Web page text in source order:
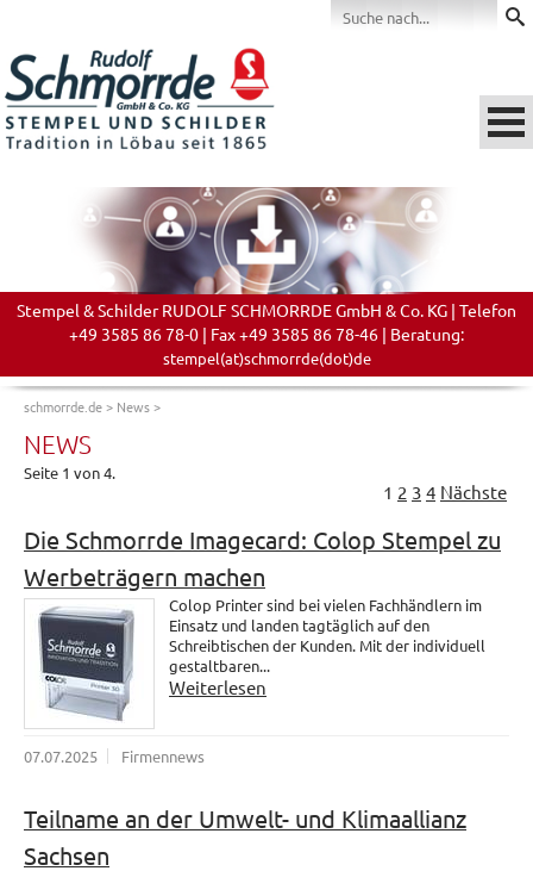
Stempel & Schilder RUDOLF SCHMORRDE GmbH & Co. KG | Telefon
+49 3585 86 78-0 | Fax +49 3585 86 78-46 | Beratung:
stempel(at)schmorrde(dot)de
schmorrde.de> News>
NEWS
Seite 1 von 4.
1 2 3 4 Nächste
Die Schmorrde Imagecard: Colop Stempel zu
Werbeträgern machen
Colop Printer sind bei vielen Fachhändlern im
Einsatz und landen tagtäglich auf den
Schreibtischen der Kunden. Mit der individuell
gestaltbaren...
Weiterlesen
07.07.2025 Firmennews
Teilname an der Umwelt- und Klimaallianz
Sachsen